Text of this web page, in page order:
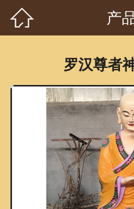
 产
罗汉尊者